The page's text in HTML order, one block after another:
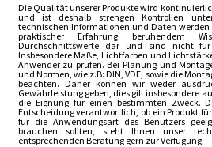
Die Qualität unserer Produkte wird
und ist deshalb strengen Kontrollen
technischen Informationen und Daten
praktischer Erfahrung beruhendem
Durchschnittswerte dar und sind nicht für
Insbesondere Maße, Lichtfarben und
Anwender zu prüfen. Bei Planung und
und Normen, wie z.B: DIN, VDE, sowie die
beachten. Daher können wir weder
Gewährleistung geben, dies gilt insbesondere
die Eignung für einen bestimmten Zweck.
Entscheidung verantwortlich, ob ein Produkt
für die Anwendungsart des Benutzers
brauchen sollten, steht Ihnen unser
entsprechenden Beratung gern zur Verfügung.